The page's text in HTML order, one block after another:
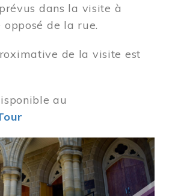
dans la visite à
de la rue.
de la visite est
au